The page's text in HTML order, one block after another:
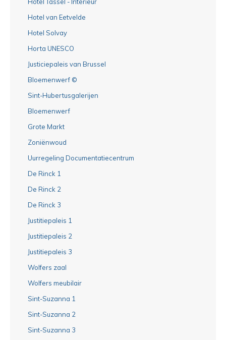
Hotel van Eetvelde
Hotel Solvay
Horta UNESCO
Justiciepaleis van Brussel
Bloemenwerf ©
Sint-Hubertusgalerijen
Bloemenwerf
Grote Markt
Zoniënwoud
Uurregeling Documentatiecentrum
De Rinck 1
De Rinck 2
De Rinck 3
Justitiepaleis 1
Justitiepaleis 2
Justitiepaleis 3
Wolfers zaal
Wolfers meubilair
Sint-Suzanna 1
Sint-Suzanna 2
Sint-Suzanna 3